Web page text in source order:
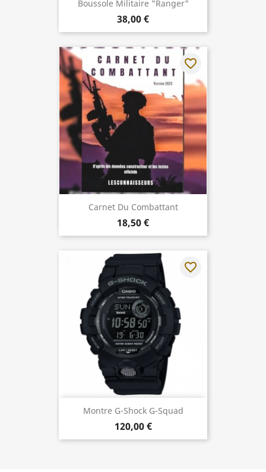
Boussole Militaire "Ranger"
38,00 €
Carnet Du Combattant
18,50 €
favorite_border
Montre G-Shock G-Squad
120,00 €
favorite_border